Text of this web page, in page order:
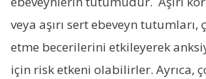
veya aşırı sert ebeveyn tutumları,
etme becerilerini etkileyerek
için risk etkeni olabilirler. Ayrıca,